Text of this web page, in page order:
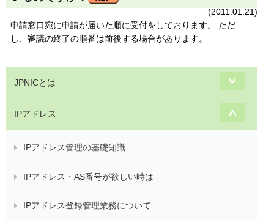
(2011.01.21)
申請窓口宛に申請が届いた順に受付をしております。 ただ
し、審議の終了の順番は前後する場合があります。
JPNICとは
IPアドレス
IPアドレス管理の基礎知識
IPアドレス・AS番号が欲しい時は
IPアドレス登録管理業務について